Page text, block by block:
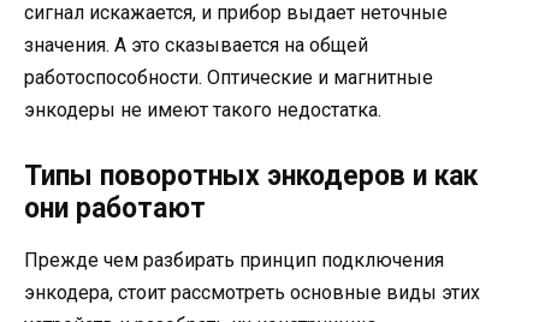
сигнал искажается, и прибор выдает неточные
значения. А это сказывается на общей
работоспособности. Оптические и магнитные
энкодеры не имеют такого недостатка.
Типы поворотных энкодеров и как
они работают
Прежде чем разбирать принцип подключения
энкодера, стоит рассмотреть основные виды этих